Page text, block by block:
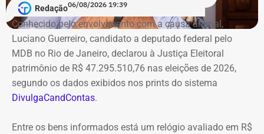
Redação06/08/2026 19:39
Conhecido pelo envolvimento com a causa animal,
Luciano Guerreiro, candidato a deputado federal pelo
MDB no Rio de Janeiro, declarou à Justiça Eleitoral
patrimônio de R$ 47.295.510,76 nas eleições de 2026,
segundo os dados exibidos nos prints do sistema
DivulgaCandContas.
Entre os bens informados está um relógio avaliado em R$